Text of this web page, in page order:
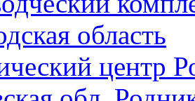
область
центр